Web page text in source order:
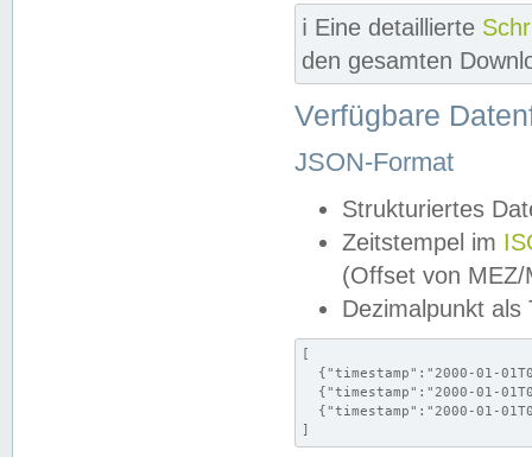
ℹ️ Eine detaillierte
den gesamten
Verfügbare
JSON-Format
Strukturiertes
Zeitstempel im
(Offset von MEZ/
Dezimalpunkt als
[
{"timestamp":"2000-01-
{"timestamp":"2000-01-
{"timestamp":"2000-01-
]